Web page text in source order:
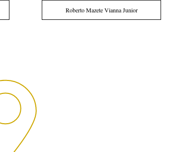
Roberto Mazete Vianna Junior